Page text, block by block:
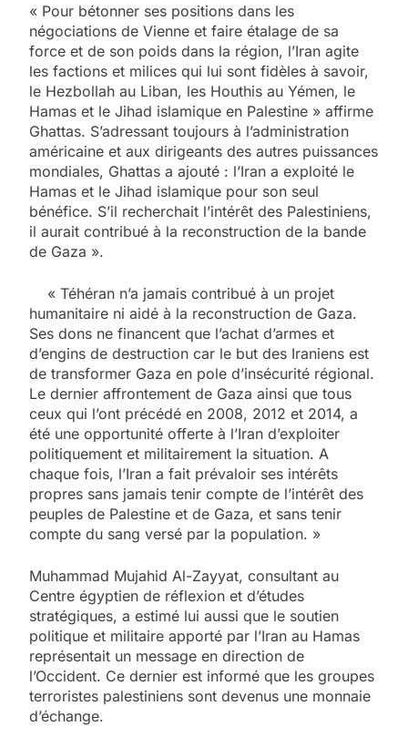
« Pour bétonner ses positions dans les
négociations de Vienne et faire étalage de sa
force et de son poids dans la région, l’Iran agite
les factions et milices qui lui sont fidèles à savoir,
le Hezbollah au Liban, les Houthis au Yémen, le
Hamas et le Jihad islamique en Palestine » affirme
Ghattas. S’adressant toujours à l’administration
américaine et aux dirigeants des autres puissances
mondiales, Ghattas a ajouté : l’Iran a exploité le
Hamas et le Jihad islamique pour son seul
bénéfice. S’il recherchait l’intérêt des Palestiniens,
il aurait contribué à la reconstruction de la bande
de Gaza ».
« Téhéran n’a jamais contribué à un projet
humanitaire ni aidé à la reconstruction de Gaza.
Ses dons ne financent que l’achat d’armes et
d’engins de destruction car le but des Iraniens est
de transformer Gaza en pole d’insécurité régional.
Le dernier affrontement de Gaza ainsi que tous
ceux qui l’ont précédé en 2008, 2012 et 2014, a
été une opportunité offerte à l’Iran d’exploiter
politiquement et militairement la situation. A
chaque fois, l’Iran a fait prévaloir ses intérêts
propres sans jamais tenir compte de l’intérêt des
peuples de Palestine et de Gaza, et sans tenir
compte du sang versé par la population. »
Muhammad Mujahid Al-Zayyat, consultant au
Centre égyptien de réflexion et d’études
stratégiques, a estimé lui aussi que le soutien
politique et militaire apporté par l’Iran au Hamas
représentait un message en direction de
l’Occident. Ce dernier est informé que les groupes
terroristes palestiniens sont devenus une monnaie
d’échange.